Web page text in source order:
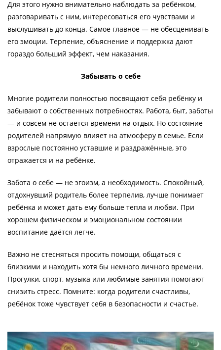
Для этого нужно внимательно наблюдать за ребёнком,
разговаривать с ним, интересоваться его чувствами и
выслушивать до конца. Самое главное — не обесценивать
его эмоции. Терпение, объяснение и поддержка дают
гораздо больший эффект, чем наказания.
Забывать о себе
Многие родители полностью посвящают себя ребёнку и
забывают о собственных потребностях. Работа, быт, заботы
— и совсем не остаётся времени на отдых. Но состояние
родителей напрямую влияет на атмосферу в семье. Если
взрослые постоянно уставшие и раздражённые, это
отражается и на ребёнке.
Забота о себе — не эгоизм, а необходимость. Спокойный,
отдохнувший родитель более терпелив, лучше понимает
ребёнка и может дать ему больше тепла и любви. При
хорошем физическом и эмоциональном состоянии
воспитание даётся легче.
Важно не стесняться просить помощи, общаться с
близкими и находить хотя бы немного личного времени.
Прогулки, спорт, музыка или любимые занятия помогают
снизить стресс. Помните: когда родители счастливы,
ребёнок тоже чувствует себя в безопасности и счастье.